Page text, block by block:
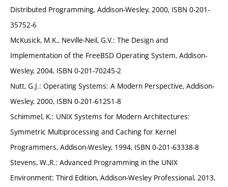
Distributed Programming, Addison-Wesley, 2000, ISBN 0-201-
35752-6
McKusick, M.K., Neville-Neil, G.V.: The Design and
Implementation of the FreeBSD Operating System, Addison-
Wesley, 2004, ISBN 0-201-70245-2
Nutt, G.J.: Operating Systems: A Modern Perspective, Addison-
Wesley, 2000, ISBN 0-201-61251-8
Schimmel, K.: UNIX Systems for Modern Architectures:
Symmetric Multiprocessing and Caching for Kernel
Programmers, Addison-Wesley, 1994, ISBN 0-201-63338-8
Stevens, W.,R.: Advanced Programming in the UNIX
Environment: Third Edition, Addison-Wesley Professional, 2013,